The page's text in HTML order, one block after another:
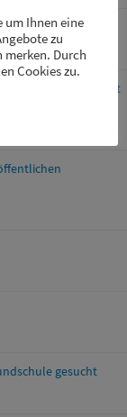
Mariä Himmelfahrt
gesucht
um Ihnen eine
zu
merken. Durch
Cookies zu.